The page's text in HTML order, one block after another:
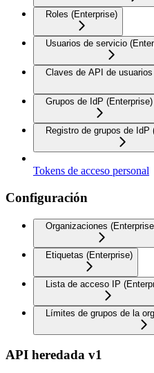
Roles (Enterprise)
Usuarios de servicio
Claves de API de
Grupos de IdP (Enterprise)
Registro de grupos de IdP
Tokens de acceso personal
Configuración
Organizaciones
Etiquetas (Enterprise)
Lista de acceso IP
Límites de grupos de la
API heredada v1